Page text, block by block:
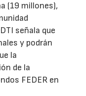
(19 millones),
señala que
y podrán
la
de la
FEDER en